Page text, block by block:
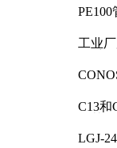
工业
C13和
LGJ-